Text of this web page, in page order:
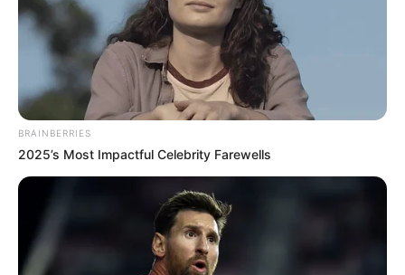
BRAINBERRIES
2025’s Most Impactful Celebrity Farewells